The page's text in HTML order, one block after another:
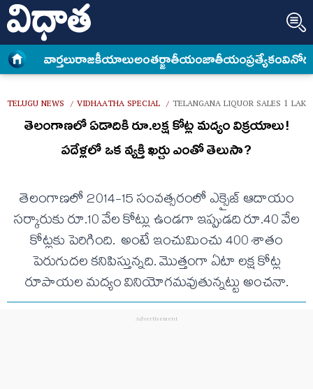
వార్త‌లురాజకీయాలుఅంత‌ర్జాతీయంజాతీయంప్రత్యేకం
TELUGU NEWS / VIDHAATHA SPECIAL / TELANGANA LIQUOR SALES 1
తెలంగాణ‌లో ఏడాదికి రూ.ల‌క్ష కోట్ల మ‌ద్యం విక్ర‌యాలు!
పదేళ్లలో ఒక వ్యక్తి ఖర్చు ఎంతో తెలుసా?
తెలంగాణలో 2014-15 సంవ‌త్స‌రంలో ఎక్సైజ్ ఆదాయం
స‌ర్కారుకు రూ.10 వేల కోట్లు ఉండ‌గా ఇప్పుడ‌ది రూ.40 వేల
కోట్ల‌కు పెరిగింది. అంటే ఇంచుమించు 400 శాతం
పెరుగుదల కనిపిస్తున్నది. మొత్తంగా ఏటా లక్ష కోట్ల
రూపాయల మద్యం వినియోగమవుతున్నట్టు అంచనా.